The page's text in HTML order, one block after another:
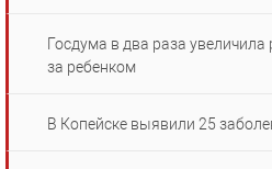
Госдума в два раза
за ребенком
В Копейске выявили 25